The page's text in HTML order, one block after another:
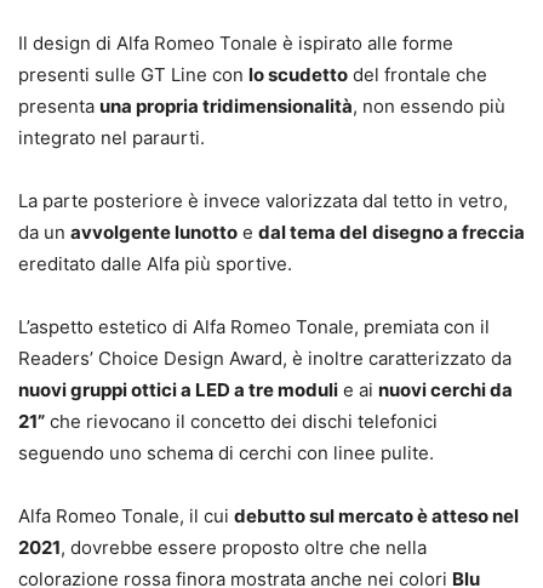
Il design di Alfa Romeo Tonale è ispirato alle forme
presenti sulle GT Line con lo scudetto del frontale che
presenta una propria tridimensionalità, non essendo più
integrato nel paraurti.
La parte posteriore è invece valorizzata dal tetto in vetro,
da un avvolgente lunotto e dal tema del disegno a freccia
ereditato dalle Alfa più sportive.
L’aspetto estetico di Alfa Romeo Tonale, premiata con il
Readers’ Choice Design Award, è inoltre caratterizzato da
nuovi gruppi ottici a LED a tre moduli e ai nuovi cerchi da
21” che rievocano il concetto dei dischi telefonici
seguendo uno schema di cerchi con linee pulite.
Alfa Romeo Tonale, il cui debutto sul mercato è atteso nel
2021, dovrebbe essere proposto oltre che nella
colorazione rossa finora mostrata anche nei colori Blu